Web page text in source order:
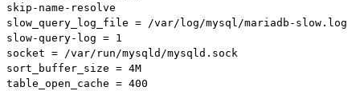
skip-name-resolve
slow_query_log_file = /var/log/mysql/mariadb-slow.log
slow-query-log = 1
socket = /var/run/mysqld/mysqld.sock
sort_buffer_size = 4M
table_open_cache = 400